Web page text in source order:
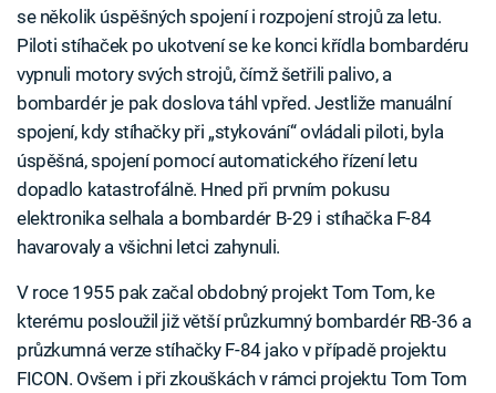
se několik úspěšných spojení i rozpojení strojů za letu.
Piloti stíhaček po ukotvení se ke konci křídla bombardéru
vypnuli motory svých strojů, čímž šetřili palivo, a
bombardér je pak doslova táhl vpřed. Jestliže manuální
spojení, kdy stíhačky při „stykování“ ovládali piloti, byla
úspěšná, spojení pomocí automatického řízení letu
dopadlo katastrofálně. Hned při prvním pokusu
elektronika selhala a bombardér B-29 i stíhačka F-84
havarovaly a všichni letci zahynuli.
V roce 1955 pak začal obdobný projekt Tom Tom, ke
kterému posloužil již větší průzkumný bombardér RB-36 a
průzkumná verze stíhačky F-84 jako v případě projektu
FICON. Ovšem i při zkouškách v rámci projektu Tom Tom